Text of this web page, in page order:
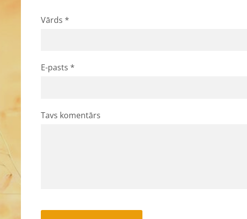
Vārds *
E-pasts *
Tavs komentārs